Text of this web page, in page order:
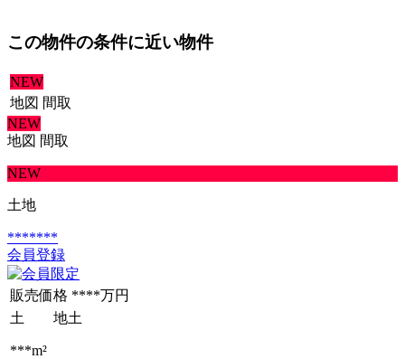
この物件の条件に近い物件
NEW
地図 間取
NEW
地図 間取
NEW
土地
*******
会員登録
販売価格 ****万円
土 地土
***m²